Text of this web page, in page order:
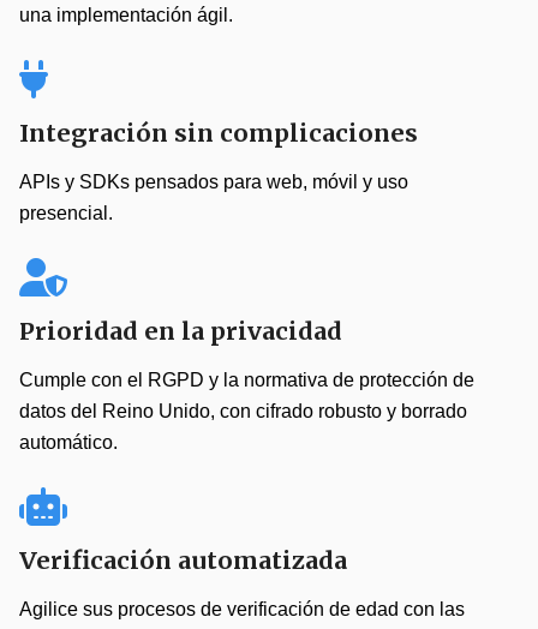
una implementación ágil.
Integración sin complicaciones
APIs y SDKs pensados para web, móvil y uso
presencial.
Prioridad en la privacidad
Cumple con el RGPD y la normativa de protección de
datos del Reino Unido, con cifrado robusto y borrado
automático.
Verificación automatizada
Agilice sus procesos de verificación de edad con las